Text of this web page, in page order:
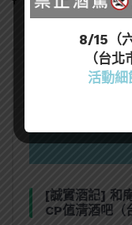
[誠實酒記] 和
CP值清酒吧（
8/15（
（台
活動